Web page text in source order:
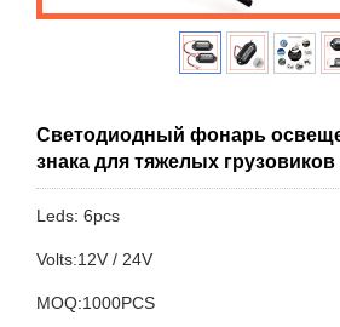
Светодиодный фонарь
знака для тяжелых
Leds: 6pcs
Volts:12V / 24V
MOQ:1000PCS